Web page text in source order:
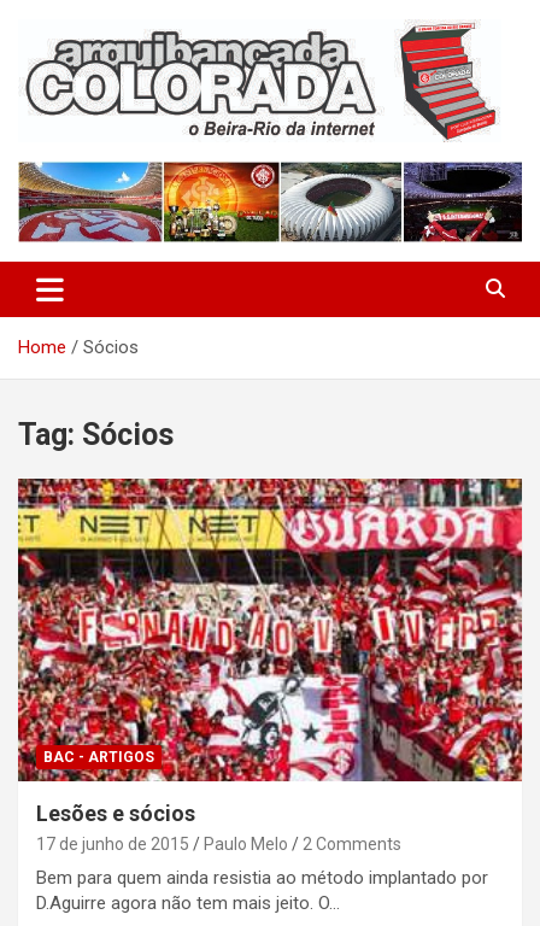
content
Arquibancada Colorada
Home Sócios
Tag: Sócios
BAC - ARTIGOS
Lesões e sócios
17 de junho de 2015 Paulo Melo 2 Comments
Bem para quem ainda resistia ao método implantado por
D.Aguirre agora não tem mais jeito. O…